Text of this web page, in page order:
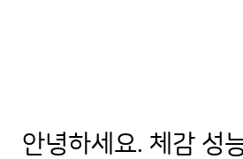
안녕하세요. 체감 성